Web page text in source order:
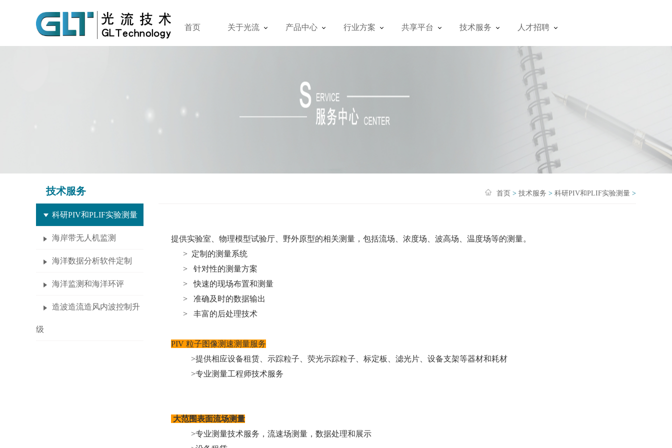
首页 关于光流 产品中心 行业方案 共享平台 技术服务 人才招聘
技术服务
科研PIV和PLIF实验测量
海岸带无人机监测
海洋数据分析软件定制
海洋监测和海洋环评
造波造流造风内波控制升
级
首页 > 技术服务 > 科研PIV和PLIF实验测量 >
提供实验室、物理模型试验厅、野外原型的相关测量，包括流场、浓度场、波高场、温度场等的测量。
> 定制的测量系统
>
针对性的测量方案
>
快速的现场布置和测量
>
准确及时的数据输出
>
丰富的后处理技术
PIV 粒子图像测速测量服务
>提供相应设备租赁、示踪粒子、荧光示踪粒子、标定板、滤光片、设备支架等器材和耗材
>专业测量工程师技术服务
大范围表面流场测量
>专业测量技术服务，流速场测量，数据处理和展示